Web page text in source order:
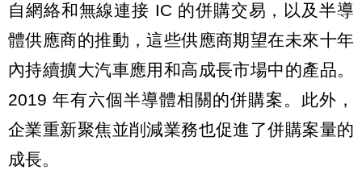
自網絡和無線連接 IC 的併購交易，以及半導
體供應商的推動，這些供應商期望在未來十年
內持續擴大汽車應用和高成長市場中的產品。
2019 年有六個半導體相關的併購案。此外，
企業重新聚焦並削減業務也促進了併購案量的
成長。